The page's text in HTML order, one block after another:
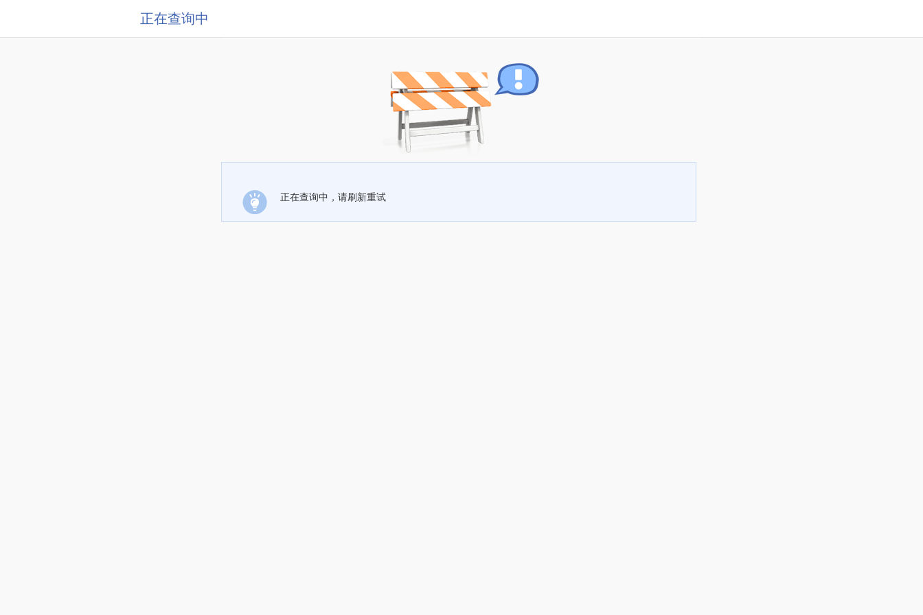
正在查询中
正在查询中，请刷新重试